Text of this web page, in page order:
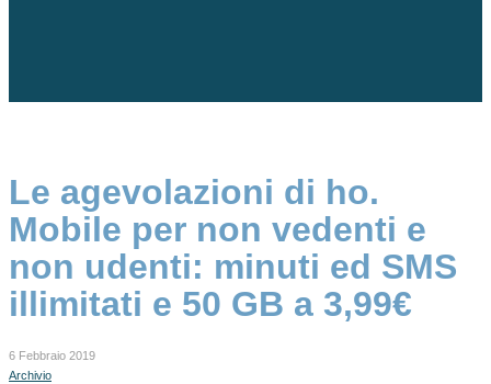
Le agevolazioni di ho.
Mobile per non vedenti e
non udenti: minuti ed SMS
illimitati e 50 GB a 3,99€
6 Febbraio 2019
Archivio